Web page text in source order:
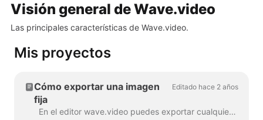
Visión general de Wave.video
Las principales características de Wave.video.
Mis proyectos
Cómo exportar una imagen
fija
Editado hace 2 años
En el editor wave.video puedes exportar cualquier fotograma a formato JPG, PNG o GIF. Sólo PNG y GIF soportan transparencia. ¿Cómo empezar? Primero, busca el fotograma ...